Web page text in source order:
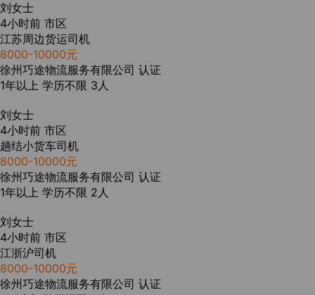
刘女士
4小时前 市区
江苏周边货运司机
8000-10000元
徐州巧途物流服务有限公司 认证
1年以上 学历不限 3人
刘女士
4小时前 市区
趟结小货车司机
8000-10000元
徐州巧途物流服务有限公司 认证
1年以上 学历不限 2人
刘女士
4小时前 市区
江浙沪司机
8000-10000元
徐州巧途物流服务有限公司 认证